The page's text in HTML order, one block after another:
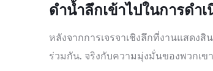
ดำน้ำลึกเข้าไปในการด
หลังจากการเจรจาเชิงลึกที่งานแสดง
ร่วมกัน. จริงกับความมุ่งมั่นของพวกเ